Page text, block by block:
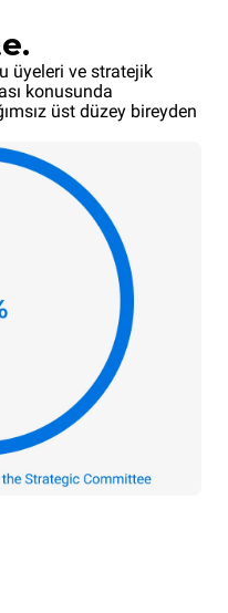
üyeleri ve stratejik
konusunda
üst düzey bireyden